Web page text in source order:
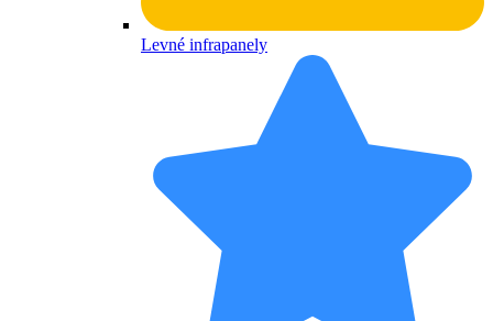
Levné infrapanely